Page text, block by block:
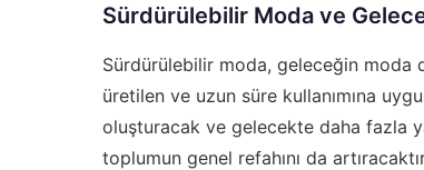
Sürdürülebilir Moda ve
Sürdürülebilir moda, geleceğin moda
üretilen ve uzun süre kullanımına
oluşturacak ve gelecekte daha fazla
toplumun genel refahını da